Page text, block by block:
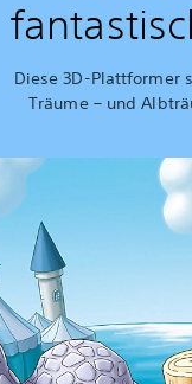
Diese 3D-Plattformer
Träume – und